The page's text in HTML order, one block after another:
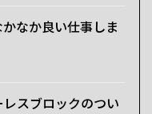
なか良い仕事しま
スブロックのつい